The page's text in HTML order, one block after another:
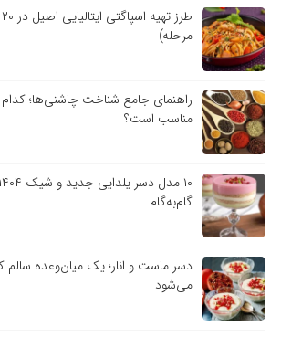
مرحله)
راهنمای جامع شناخت چاشنی‌ها؛ کدام
مناسب است؟
گام‌به‌گام
می‌شود